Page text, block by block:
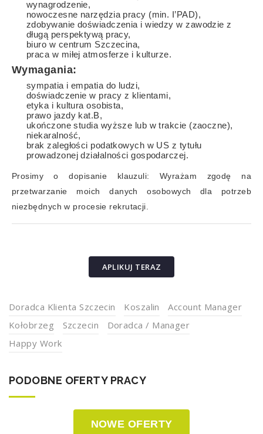
wynagrodzenie,
nowoczesne narzędzia pracy (min. I’PAD),
zdobywanie doświadczenia i wiedzy w zawodzie z
długą perspektywą pracy,
biuro w centrum Szczecina,
praca w miłej atmosferze i kulturze.
Wymagania:
sympatia i empatia do ludzi,
doświadczenie w pracy z klientami,
etyka i kultura osobista,
prawo jazdy kat.B,
ukończone studia wyższe lub w trakcie (zaoczne),
niekaralność,
brak zaległości podatkowych w US z tytułu
prowadzonej działalności gospodarczej.
Prosimy o dopisanie klauzuli: Wyrażam zgodę na
przetwarzanie moich danych osobowych dla potrzeb
niezbędnych w procesie rekrutacji.
APLIKUJ TERAZ
Doradca Klienta Szczecin Koszalin
Account Manager
Kołobrzeg
Szczecin
Doradca / Manager
Happy Work
PODOBNE OFERTY PRACY
NOWE OFERTY